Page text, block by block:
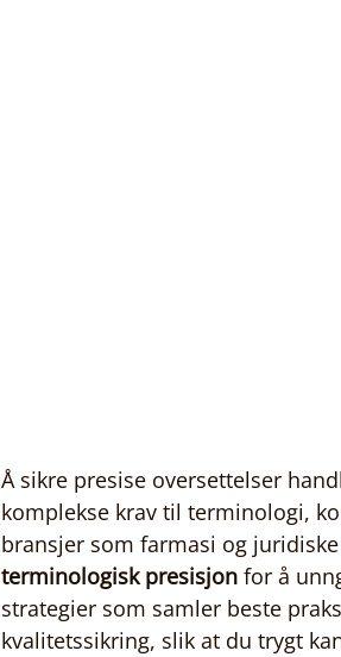
Å sikre presise oversettelser
komplekse krav til terminologi,
bransjer som farmasi og
terminologisk presisjon for å
strategier som samler beste
kvalitetssikring, slik at du trygt